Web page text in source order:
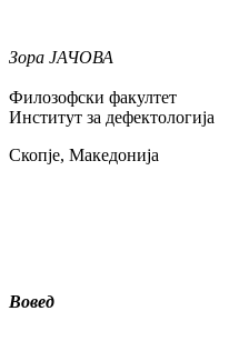
Зора ЈАЧОВА
Филозофски факултет
Институт за дефектологија
Скопје, Македонија
Вовед